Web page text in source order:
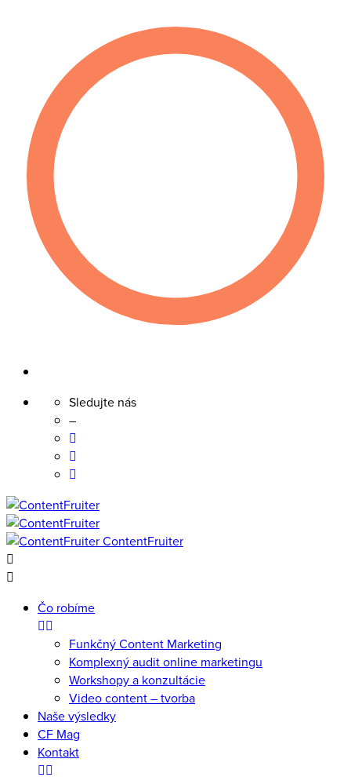
Sledujte nás
–
Skip
to
content
ContentFruiter
Čo robíme
Funkčný Content Marketing
Komplexný audit online marketingu
Workshopy a konzultácie
Video content – tvorba
Naše výsledky
CF Mag
Kontakt